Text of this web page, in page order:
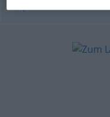
© OpenThesaurus.de